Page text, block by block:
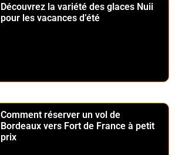
Découvrez la variété des glaces Nuii
pour les vacances d’été
Comment réserver un vol de
Bordeaux vers Fort de France à petit
prix